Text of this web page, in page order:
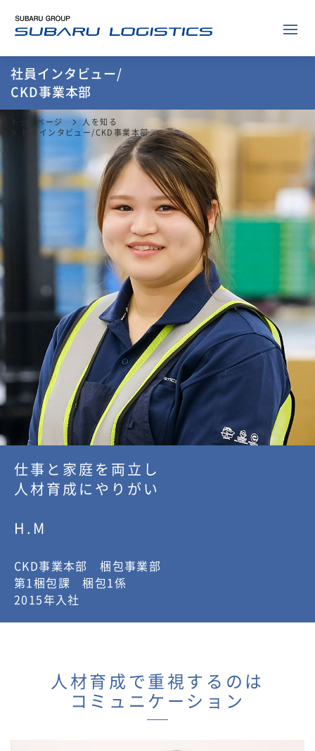
社員インタビュー/
CKD事業本部
トップページ
人を知る
社員インタビュー/CKD事業本部
仕事と家庭を両立し
人材育成にやりがい
H.M
CKD事業本部 梱包事業部
第1梱包課 梱包1係
2015年入社
人材育成で重視するのは
コミュニケーション